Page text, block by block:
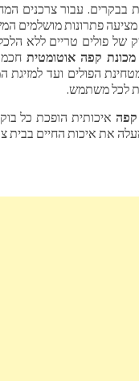
בבקרים. עבור צרכנים
מציעה פתרונות מושלמים
של פולים טריים ללא
מכונת קפה אוטומטית
הפולים ועד למזיגת
לכל משתמש.
קפה איכותית הופכת כל
את איכות החיים בבית